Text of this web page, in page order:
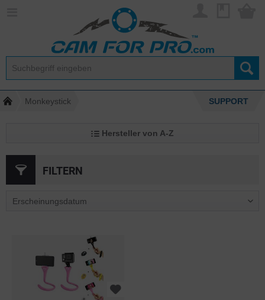
Monkeystick SUPPORT
Hersteller von A-Z
FILTERN